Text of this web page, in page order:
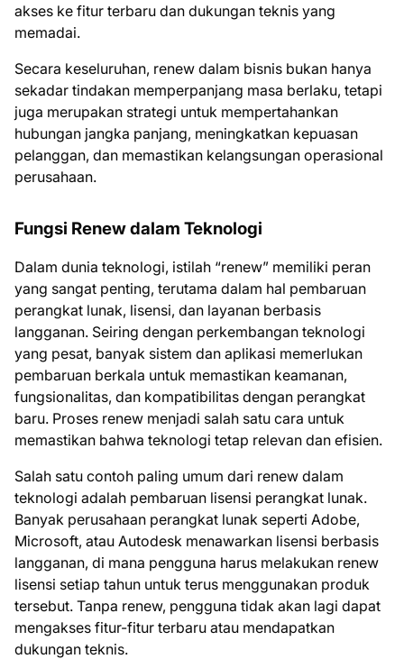
akses ke fitur terbaru dan dukungan teknis yang
memadai.
Secara keseluruhan, renew dalam bisnis bukan hanya
sekadar tindakan memperpanjang masa berlaku, tetapi
juga merupakan strategi untuk mempertahankan
hubungan jangka panjang, meningkatkan kepuasan
pelanggan, dan memastikan kelangsungan operasional
perusahaan.
Fungsi Renew dalam Teknologi
Dalam dunia teknologi, istilah “renew” memiliki peran
yang sangat penting, terutama dalam hal pembaruan
perangkat lunak, lisensi, dan layanan berbasis
langganan. Seiring dengan perkembangan teknologi
yang pesat, banyak sistem dan aplikasi memerlukan
pembaruan berkala untuk memastikan keamanan,
fungsionalitas, dan kompatibilitas dengan perangkat
baru. Proses renew menjadi salah satu cara untuk
memastikan bahwa teknologi tetap relevan dan efisien.
Salah satu contoh paling umum dari renew dalam
teknologi adalah pembaruan lisensi perangkat lunak.
Banyak perusahaan perangkat lunak seperti Adobe,
Microsoft, atau Autodesk menawarkan lisensi berbasis
langganan, di mana pengguna harus melakukan renew
lisensi setiap tahun untuk terus menggunakan produk
tersebut. Tanpa renew, pengguna tidak akan lagi dapat
mengakses fitur-fitur terbaru atau mendapatkan
dukungan teknis.